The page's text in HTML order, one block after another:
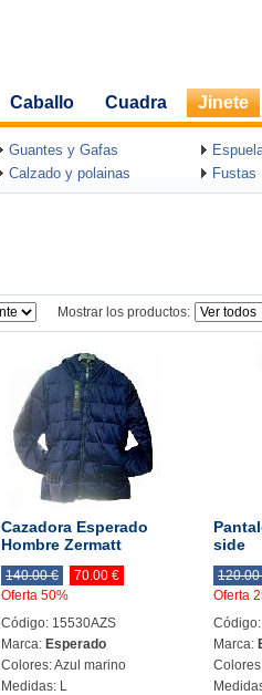
Caballo Cuadra Jinete
Guantes y Gafas
Calzado y polainas Fustas
Mostrar los productos:
Cazadora Esperado
Hombre Zermatt
140.00 €
70.00 €
Oferta 50%
Código: 15530AZS
Marca: Esperado
Colores: Azul marino
Medidas: L
side
120.00
Oferta
Marca: